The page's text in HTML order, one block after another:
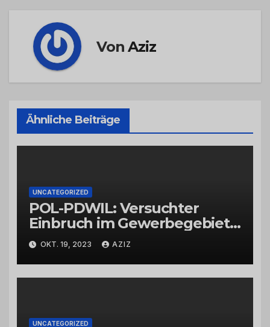
VonAziz
Ähnliche Beiträge
UNCATEGORIZED
POL-PDWIL: Versuchter
Einbruch im Gewerbegebiet
Wittlich
OKT. 19, 2023 AZIZ
UNCATEGORIZED